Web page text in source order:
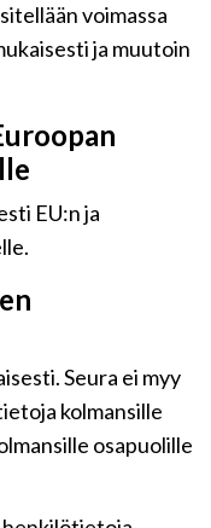
voimassa
ja muutoin
EU:n ja
Seura ei myy
kolmansille
osapuolille